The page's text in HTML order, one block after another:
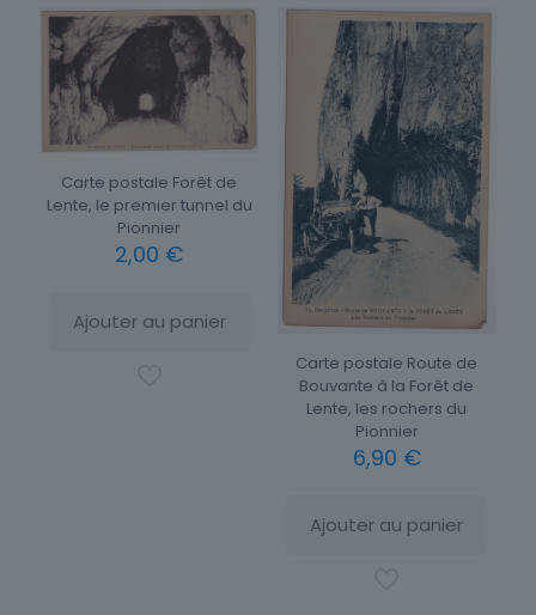
Carte postale Forêt de
Lente, le premier tunnel du
Pionnier
2,00 €
Ajouter au panier
Carte postale Route de
Bouvante à la Forêt de
Lente, les rochers du
Pionnier
6,90 €
Ajouter au panier